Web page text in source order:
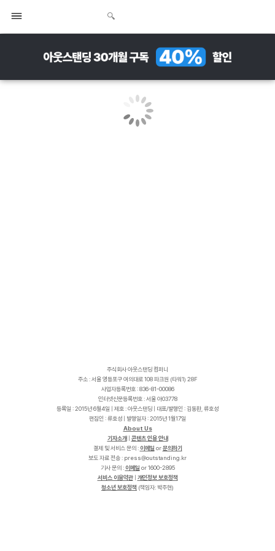
주식회사 아웃스탠딩 컴퍼니
주소 : 서울 영등포구 여의대로 108 파크원 (타워1) 28F
사업자등록번호 : 836-81-00086
인터넷신문등록번호 : 서울 아03778
등록일 : 2015년 6월4일 | 제호 : 아웃스탠딩 | 대표/발행인 : 김동환, 류호성
편집인 : 류호성 | 발행일자 : 2015년 1월17일
About Us
기자소개
콘텐츠 인용 안내
결제 및 서비스 문의 : 이메일 or문의하기
보도 자료 전송 :
r
k
.
g
n
i
d
n
a
t
s
t
u
o
@
s
s
e
r
p
기사 문의 : 이메일 or 1600-2895
서비스 이용약관| 개인정보 보호정책
청소년 보호정책 (책임자: 박주현)